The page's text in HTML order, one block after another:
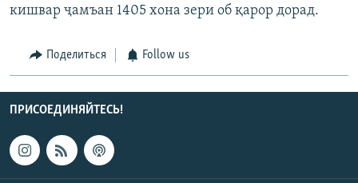
кишвар ҷамъан 1405 хона зери об қарор дорад.
Поделиться Follow us
ПРИСОЕДИНЯЙТЕСЬ!